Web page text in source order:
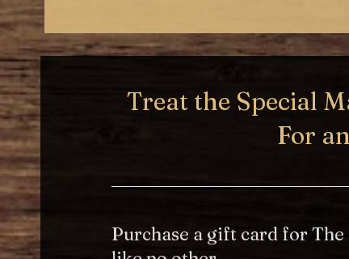
Treat the Special
For
Purchase a gift card for The